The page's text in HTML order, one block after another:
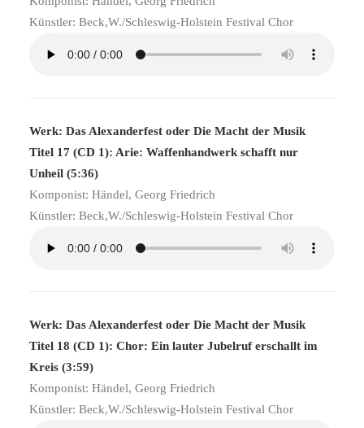
Künstler: Beck,W./Schleswig-Holstein Festival Chor
Werk: Das Alexanderfest oder Die Macht der Musik
Titel 17 (CD 1): Arie: Waffenhandwerk schafft nur
Unheil (5:36)
Komponist: Händel, Georg Friedrich
Künstler: Beck,W./Schleswig-Holstein Festival Chor
Werk: Das Alexanderfest oder Die Macht der Musik
Titel 18 (CD 1): Chor: Ein lauter Jubelruf erschallt im
Kreis (3:59)
Komponist: Händel, Georg Friedrich
Künstler: Beck,W./Schleswig-Holstein Festival Chor